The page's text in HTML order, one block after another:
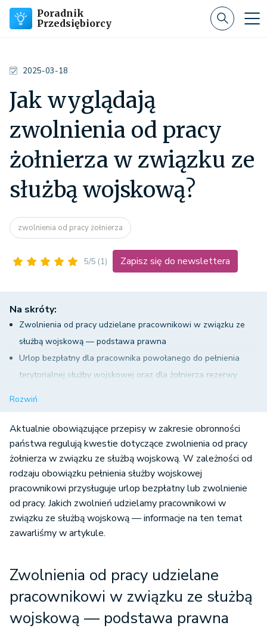
Poradnik
Przedsiębiorcy
2025-03-18
Jak wyglądają
zwolnienia od pracy
żołnierza w związku ze
służbą wojskową?
zwolnienia od pracy żołnierza
5/5 (1) Zapisz się do newslettera
Na skróty:
Zwolnienia od pracy udzielane pracownikowi w związku ze
służbą wojskową — podstawa prawna
Urlop bezpłatny dla pracownika powołanego do pełnienia
terytorialnej służby wojskowej oraz dla żołnierza rezerwy
Urlopy bezpłatne udzielone w związku ze służbą wojskową a
pracowniczy staż pracy
Zwolnienia od pracy dla pracownika powołanego do czynnej
służby wojskowej oraz dla rezerwisty
Jak wyglądają zwolnienia od pracy żołnierza w związku ze
służbą wojskową? Podsumowanie
Rozwiń
Aktualnie obowiązujące przepisy w zakresie obronności
państwa regulują kwestie dotyczące zwolnienia od pracy
żołnierza w związku ze służbą wojskową. W zależności od
rodzaju obowiązku pełnienia służby wojskowej
pracownikowi przysługuje urlop bezpłatny lub zwolnienie
od pracy. Jakich zwolnień udzielamy pracownikowi w
związku ze służbą wojskową — informacje na ten temat
zawarliśmy w artykule.
Zwolnienia od pracy udzielane
pracownikowi w związku ze służbą
wojskową — podstawa prawna